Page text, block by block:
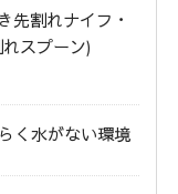
先割れナイフ・
スプーン)
く水がない環境